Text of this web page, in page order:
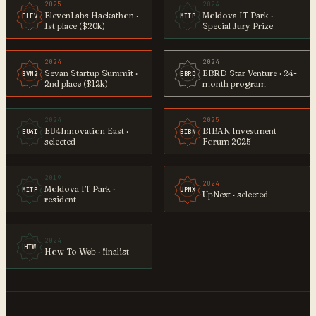
ELEV
2025
ElevenLabs Hackathon ·
1st place ($20k)
MITP
2024
Moldova IT Park ·
Special Jury Prize
SVN2
2024
Sevan Startup Summit ·
2nd place ($12k)
EBRD
2024
EBRD Star Venture · 24-
month program
EU4I
2024
EU4Innovation East ·
selected
BIBN
2025
BIBAN Investment
Forum 2025
MITP
2019
Moldova IT Park ·
resident
UPNX
2024
UpNext · selected
HTW
2024
How To Web · finalist